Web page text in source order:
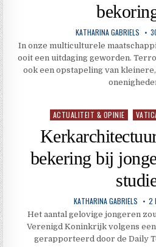
KATHARINA GABRIELS
In onze multiculturele
ooit een uitdaging geworden.
ook een opstapeling van
Geplaatst
ACTUALITEIT & OPINIE
bekering bij
KATHARINA GABRIELS 2
Het aantal gelovige jongeren
Verenigd Koninkrijk volgens
gerapporteerd door de Daily